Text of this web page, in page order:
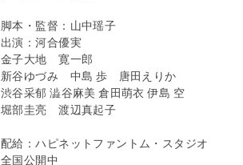
脚本・監督：山中瑶子
出演：河合優実
金子大地 寛一郎
新谷ゆづみ 中島 歩 唐田えりか
渋谷采郁 澁谷麻美 倉田萌衣 伊島 空
堀部圭亮 渡辺真起子
配給：ハピネットファントム・スタジオ
全国公開中